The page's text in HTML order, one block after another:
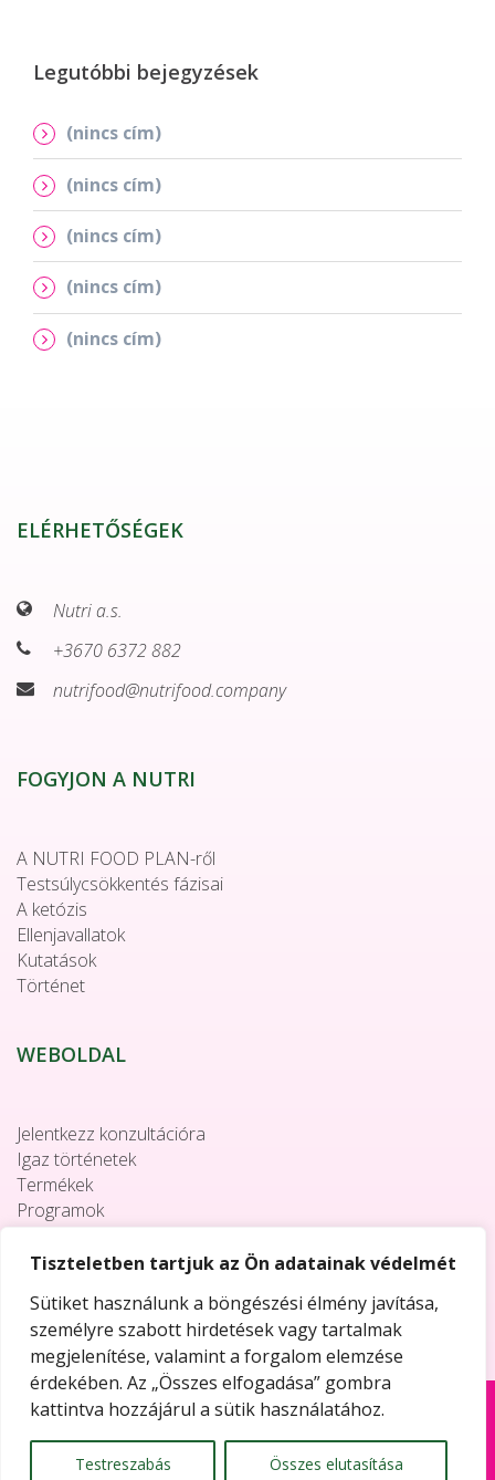
Tiszteletben tartjuk az Ön adatainak védelmét
Sütiket használunk a böngészési élmény javítása,
személyre szabott hirdetések vagy tartalmak
megjelenítése, valamint a forgalom elemzése
érdekében. Az „Összes elfogadása” gombra
kattintva hozzájárul a sütik használatához.
Testreszabás Összes elutasítása
Legutóbbi bejegyzések
(nincs cím)
(nincs cím)
(nincs cím)
(nincs cím)
(nincs cím)
ELÉRHETŐSÉGEK
Nutri a.s.
+3670 6372 882
nutrifood@nutrifood.company
FOGYJON A NUTRI
A NUTRI FOOD PLAN-ről
Testsúlycsökkentés fázisai
A ketózis
Ellenjavallatok
Kutatások
Történet
WEBOLDAL
Jelentkezz konzultációra
Igaz történetek
Termékek
Programok
Elérhetőségek
Copyright © 2018 NUTRI a.s. • Developed by:
design, s.r.o.